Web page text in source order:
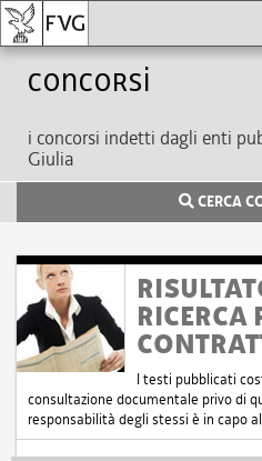
Concorsi
i concorsi indetti dagli enti
Giulia
CERCA
RICERCA
I testi pubblicati
consultazione documentale privo di
responsabilità degli stessi è in capo